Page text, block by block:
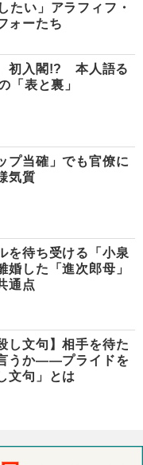
たい」アラフィフ・
ォーたち
初入閣!? 本人語る
「表と裏」
プ当確」でも官僚に
気質
を待ち受ける「小泉
婚した「進次郎母」
通点
し文句】相手を待た
うか――プライドを
文句」とは